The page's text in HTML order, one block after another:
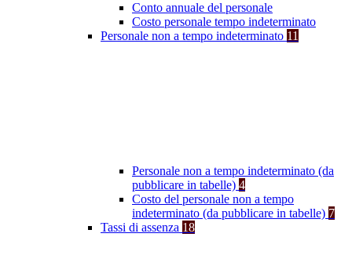
Conto annuale del personale
Costo personale tempo indeterminato
Personale non a tempo indeterminato 11
Personale non a tempo indeterminato (da
pubblicare in tabelle) 4
Costo del personale non a tempo
indeterminato (da pubblicare in tabelle) 7
Tassi di assenza 18